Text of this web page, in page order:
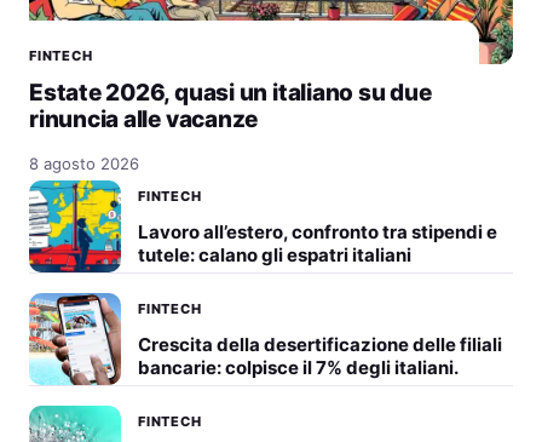
FINTECH
Estate 2026, quasi un italiano su due
rinuncia alle vacanze
8 agosto 2026
FINTECH
Lavoro all’estero, confronto tra stipendi e
tutele: calano gli espatri italiani
FINTECH
Crescita della desertificazione delle filiali
bancarie: colpisce il 7% degli italiani.
FINTECH